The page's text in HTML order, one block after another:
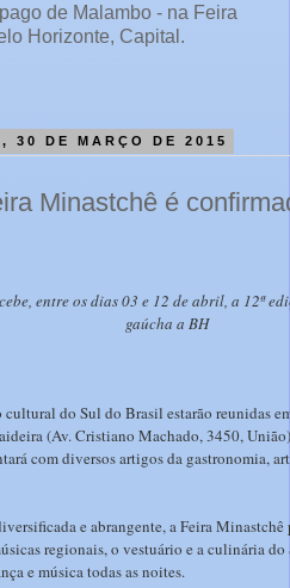
de Malambo - na Feira
Horizonte, Capital.
30 DE MARÇO DE 2015
Minastchê é
entre os dias 03 e 12 de abril, a 12ª
gaúcha a BH
do Sul do Brasil estarão reunidas
(Av. Cristiano Machado, 3450,
com diversos artigos da gastronomia,
e abrangente, a Feira
regionais, o vestuário e a culinária
e música todas as noites.